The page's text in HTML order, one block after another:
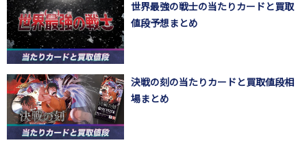
世界最強の戦士の当たりカードと買取
値段予想まとめ
決戦の刻の当たりカードと買取値段相
場まとめ